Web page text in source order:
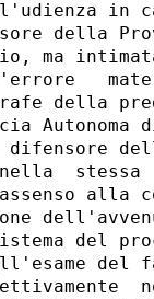
in
della
ma
della
difensore
alla
del
del